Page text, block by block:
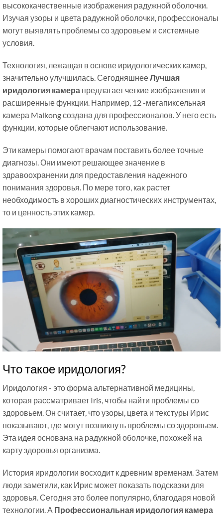
высококачественные изображения радужной оболочки.
Изучая узоры и цвета радужной оболочки, профессионалы
могут выявлять проблемы со здоровьем и системные
условия.
Технология, лежащая в основе иридологических камер,
значительно улучшилась. СегодняшнееЛучшая
иридология камера предлагает четкие изображения и
расширенные функции. Например, 12 -мегапиксельная
камера Maikong создана для профессионалов. У него есть
функции, которые облегчают использование.
Эти камеры помогают врачам поставить более точные
диагнозы. Они имеют решающее значение в
здравоохранении для предоставления надежного
понимания здоровья. По мере того, как растет
необходимость в хороших диагностических инструментах,
то и ценность этих камер.
Что такое иридология?
Иридология - это форма альтернативной медицины,
которая рассматривает Iris, чтобы найти проблемы со
здоровьем. Он считает, что узоры, цвета и текстуры Ирис
показывают, где могут возникнуть проблемы со здоровьем.
Эта идея основана на радужной оболочке, похожей на
карту здоровья организма.
История иридологии восходит к древним временам. Затем
люди заметили, как Ирис может показать подсказки для
здоровья. Сегодня это более популярно, благодаря новой
технологии. А Профессиональная иридология камера